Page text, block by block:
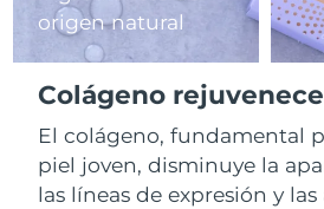
origen natural
Colágeno
El colágeno, fundamental
piel joven, disminuye la
las líneas de expresión y las
RAE de Macao
(China)
Malasia
Malta